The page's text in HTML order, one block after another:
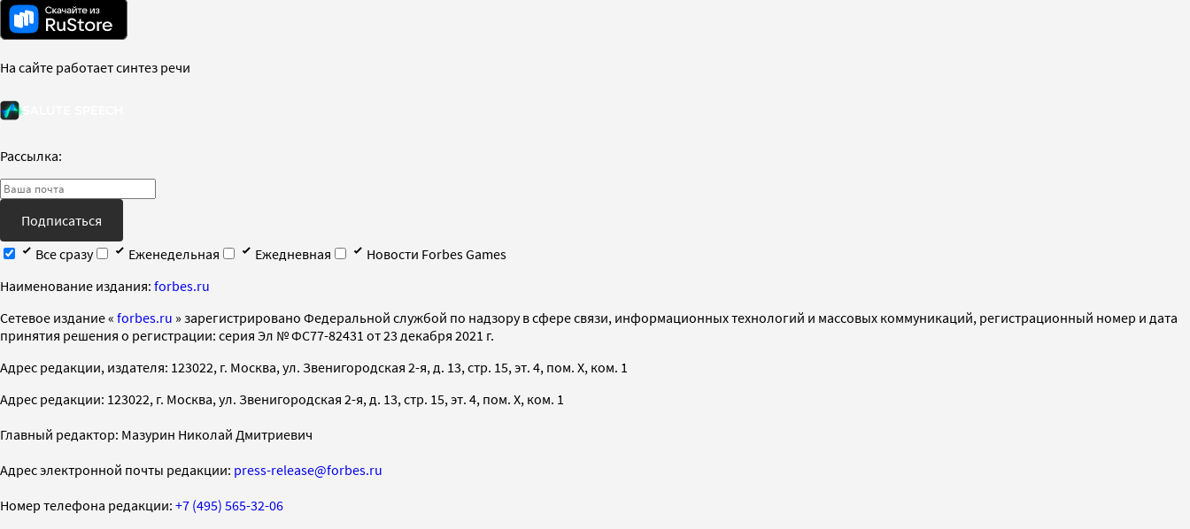
На сайте работает синтез речи
Рассылка:
Подписаться
Все сразу
Еженедельная Ежедневная
Новости Forbes Games
Наименование издания: forbes.ru
Cетевое издание « forbes.ru » зарегистрировано Федеральной службой по надзору в сфере связи, информационных технологий и массовых коммуникаций, регистрационный номер и дата
принятия решения о регистрации: серия Эл № ФС77-82431 от 23 декабря 2021 г.
Адрес редакции, издателя: 123022, г. Москва, ул. Звенигородская 2-я, д. 13, стр. 15, эт. 4, пом. X, ком. 1
Адрес редакции: 123022, г. Москва, ул. Звенигородская 2-я, д. 13, стр. 15, эт. 4, пом. X, ком. 1
Главный редактор: Мазурин Николай Дмитриевич
Адрес электронной почты редакции: press-release@forbes.ru
Номер телефона редакции: +7 (495) 565-32-06